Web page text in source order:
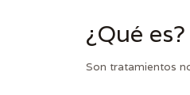
¿Qué es?
Son tratamientos